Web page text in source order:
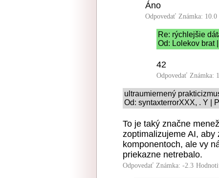
Áno
Odpovedať Známka: 10.0
Re: rýchlejšie
Od: Lolekov brat
42
Odpovedať Známka:
ultraumiernený
Od: syntaxterrorXXX, . Y |
To je taký značne
zoptimalizujeme AI,
komponentoch, ale vy
priekazne netrebalo.
Odpovedať Známka: -2.3